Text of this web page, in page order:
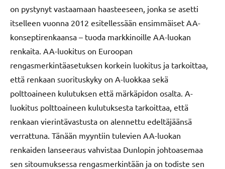
on pystynyt vastaamaan haasteeseen, jonka se asetti
itselleen vuonna 2012 esitellessään ensimmäiset AA-
konseptirenkaansa – tuoda markkinoille AA-luokan
renkaita. AA-luokitus on Euroopan
rengasmerkintäasetuksen korkein luokitus ja tarkoittaa,
että renkaan suorituskyky on A-luokkaa sekä
polttoaineen kulutuksen että märkäpidon osalta. A-
luokitus polttoaineen kulutuksesta tarkoittaa, että
renkaan vierintävastusta on alennettu edeltäjäänsä
verrattuna. Tänään myyntiin tulevien AA-luokan
renkaiden lanseeraus vahvistaa Dunlopin johtoasemaa
sen sitoumuksessa rengasmerkintään ja on todiste sen